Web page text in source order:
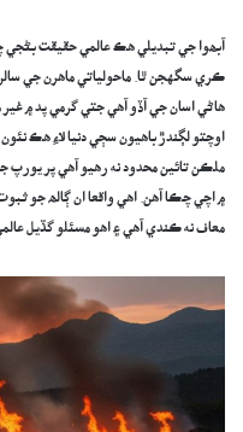
آبھوا جي تبديلي هڪ عالمي حقيقت
ڪري سگهجن ٿا. ماحولياتي ماهرن جي
هاڻي اسان جي آڏو آهي جتي گرمي پد ۾
اوچتو لڳندڙ باهيون سڄي دنيا لاءِ هڪ
ملڪن تائين محدود نه رهيو آهي پر يورپ
۾ اچي چڪا آهن. اهي واقعا ان ڳالھ جو
معاف نه ڪندي آهي ۽ اهو مسئلو گڏيل